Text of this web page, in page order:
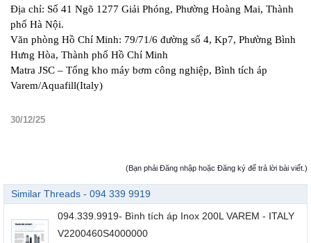
Địa chỉ: Số 41 Ngõ 1277 Giải Phóng, Phường Hoàng Mai, Thành
phố Hà Nội.
Văn phòng Hồ Chí Minh: 79/71/6 đường số 4, Kp7, Phường Bình
Hưng Hòa, Thành phố Hồ Chí Minh
Matra JSC – Tổng kho máy bơm công nghiệp, Bình tích áp
Varem/Aquafill(Italy)
30/12/25
(Bạn phải Đăng nhập hoặc Đăng ký để trả lời bài viết.)
Similar Threads - 094 339 9919
094.339.9919- Bình tích áp Inox 200L VAREM - ITALY
V2200460S4000000